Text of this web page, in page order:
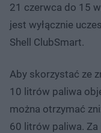
21 czerwca do 15
jest wyłącznie
Shell ClubSmart.
Aby skorzystać ze
10 litrów paliwa
można otrzymać
60 litrów paliwa.